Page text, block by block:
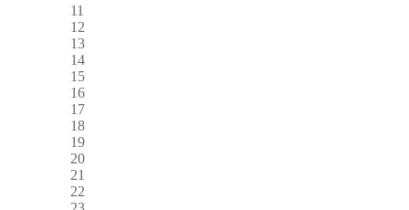
11
12
13
14
15
16
17
18
19
20
21
22